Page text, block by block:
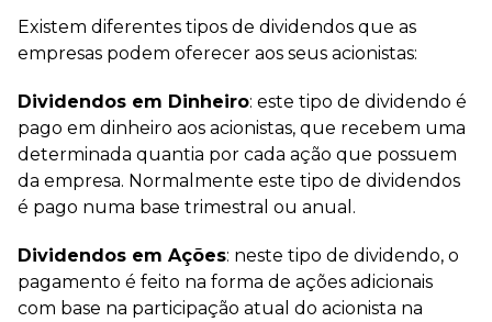
Existem diferentes tipos de dividendos que as
empresas podem oferecer aos seus acionistas:
Dividendos em Dinheiro: este tipo de dividendo é
pago em dinheiro aos acionistas, que recebem uma
determinada quantia por cada ação que possuem
da empresa. Normalmente este tipo de dividendos
é pago numa base trimestral ou anual.
Dividendos em Ações: neste tipo de dividendo, o
pagamento é feito na forma de ações adicionais
com base na participação atual do acionista na